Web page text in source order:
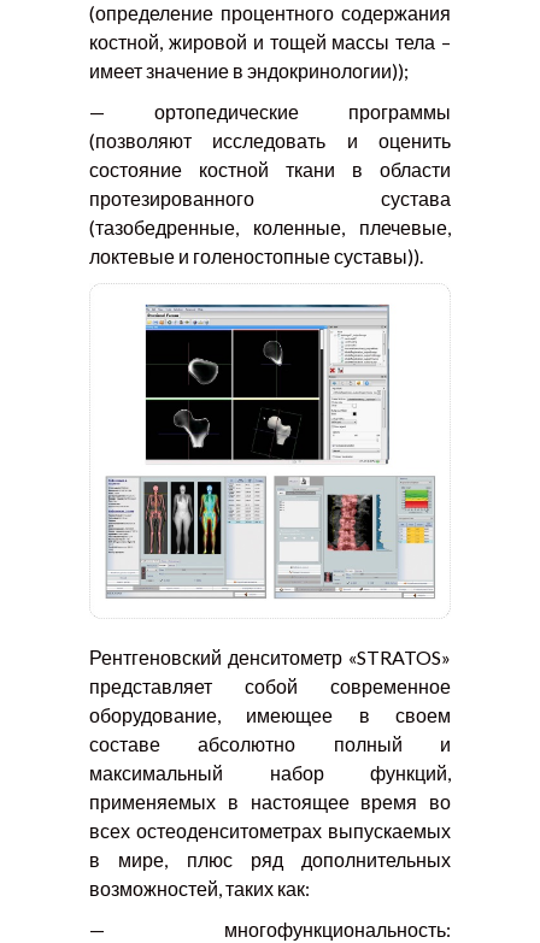
(определение процентного содержания
костной, жировой и тощей массы тела –
имеет значение в эндокринологии));
— ортопедические программы
(позволяют исследовать и оценить
состояние костной ткани в области
протезированного сустава
(тазобедренные, коленные, плечевые,
локтевые и голеностопные суставы)).
Рентгеновский денситометр «STRATOS»
представляет собой современное
оборудование, имеющее в своем
составе абсолютно полный и
максимальный набор функций,
применяемых в настоящее время во
всех остеоденситометрах выпускаемых
в мире, плюс ряд дополнительных
возможностей, таких как:
— многофункциональность: